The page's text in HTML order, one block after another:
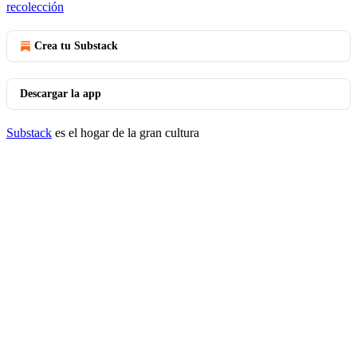
recolección
Crea tu Substack
Descargar la app
Substack es el hogar de la gran cultura